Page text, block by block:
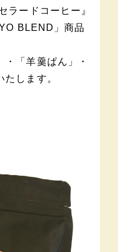
ラードコーヒー』
BLEND」商品
・「羊羹ぱん」・
たします。